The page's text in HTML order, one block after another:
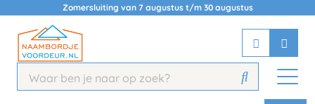
Zomersluiting van 7 augustus t/m 30 augustus
Chat 24/7 met onze chatbot voor
Contact